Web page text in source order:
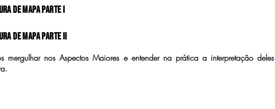
de Mapa Parte I
de Mapa Parte II
mergulhar nos Aspectos Maiores e entender na prática a interpretação